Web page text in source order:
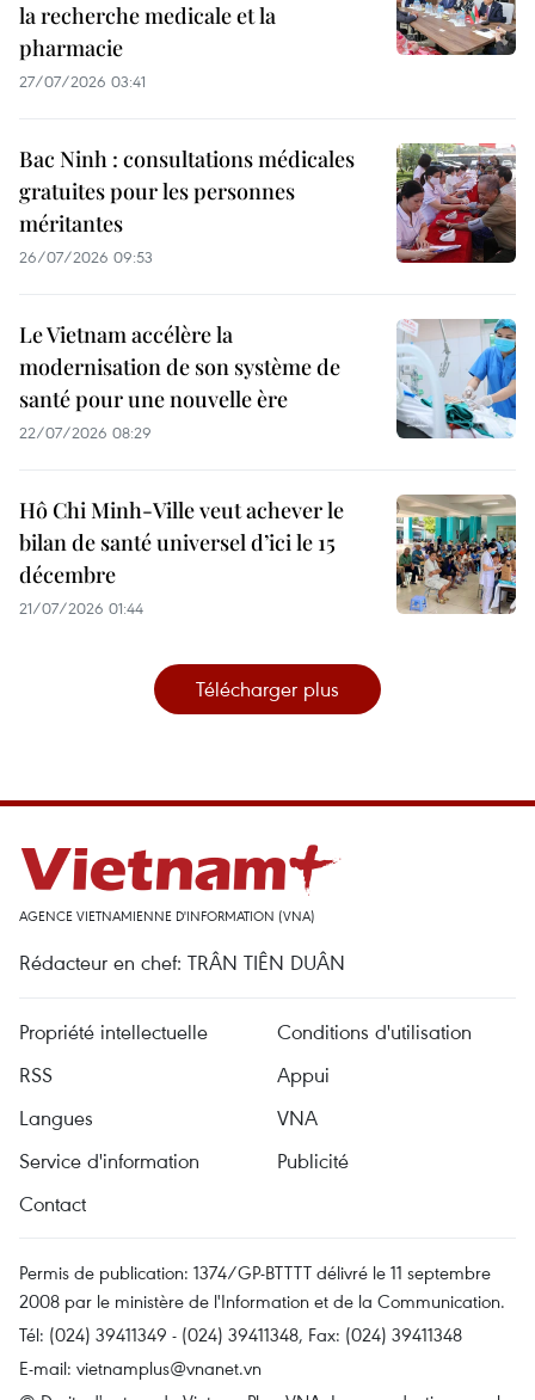
la recherche medicale et la
pharmacie
27/07/2026 03:41
Bac Ninh : consultations médicales
gratuites pour les personnes
méritantes
26/07/2026 09:53
Le Vietnam accélère la
modernisation de son système de
santé pour une nouvelle ère
22/07/2026 08:29
Hô Chi Minh-Ville veut achever le
bilan de santé universel d’ici le 15
décembre
21/07/2026 01:44
Télécharger plus
AGENCE VIETNAMIENNE D'INFORMATION (VNA)
Rédacteur en chef: TRÂN TIÊN DUÂN
Propriété intellectuelle
Conditions d'utilisation
RSS
Appui
Langues
VNA
Service d'information
Publicité
Contact
Permis de publication: 1374/GP-BTTTT délivré le 11 septembre
2008 par le ministère de l'Information et de la Communication.
Tél: (024) 39411349 - (024) 39411348, Fax: (024) 39411348
E-mail: vietnamplus@vnanet.vn